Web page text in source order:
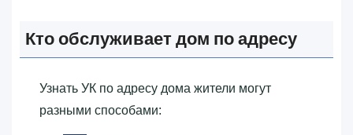
Кто обслуживает дом по адресу
Узнать УК по адресу дома жители могут
разными способами: